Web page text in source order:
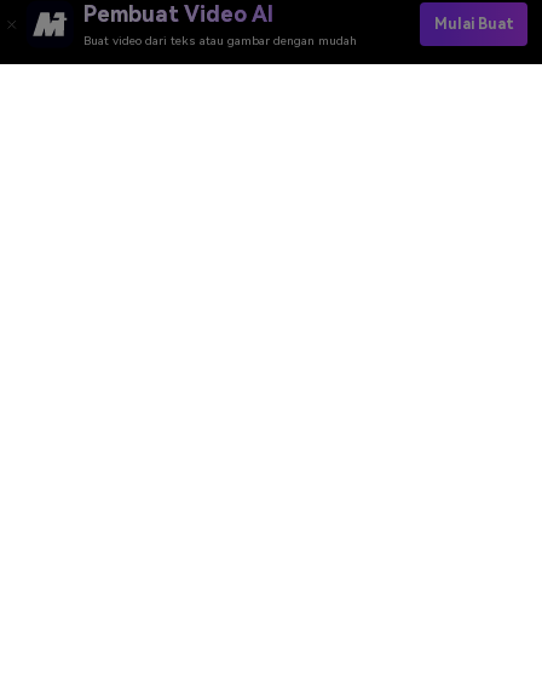
Pembuat Video AI
Buat video dari teks atau gambar dengan mudah
Mulai Buat